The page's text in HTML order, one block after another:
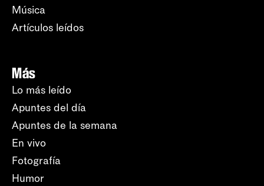
Música
Artículos leídos
Más
Lo más leído
Apuntes del día
Apuntes de la semana
En vivo
Fotografía
Humor